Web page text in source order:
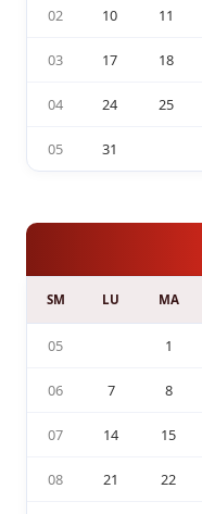
02 10 11
03 17 18
04 24 25
05 31
SM LU MA
05 1
06 7 8
07 14 15
08 21 22